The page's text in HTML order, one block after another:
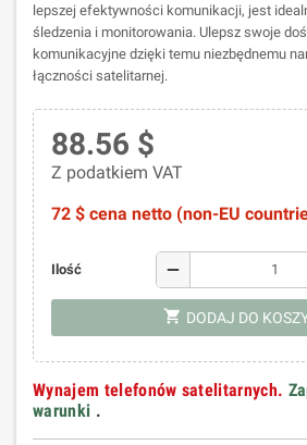
lepszej efektywności komunikacji, jest
śledzenia i monitorowania. Ulepsz swoje
komunikacyjne dzięki temu niezbędnemu
łączności satelitarnej.
88.56 $
Z podatkiem VAT
72 $ cena netto (non-EU
Ilość remove
shopping_cart DODAJ DO
Wynajem telefonów satelitarnych.
warunki .